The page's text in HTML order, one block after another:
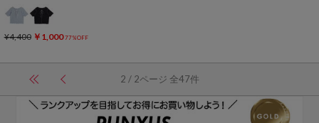
¥4,400 ￥1,000 77%OFF
2 / 2ページ 全47件